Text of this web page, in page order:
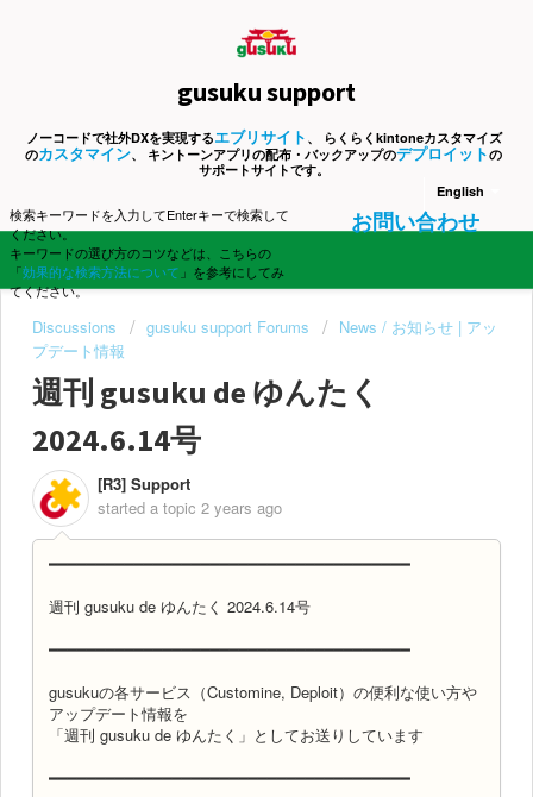
gusuku support
ノーコードで社外DXを実現するエブリサイト 、 らくらくkintoneカスタマイズ
のカスタマイン、 キントーンアプリの配布・バックアップのデプロイットの
サポートサイトです。
English
検索キーワードを入力してEnterキーで検索して
ください。
キーワードの選び方のコツなどは、こちらの
「効果的な検索方法について 」を参考にしてみ
てください。
お問い合わせ
Discussions gusuku support Forums
News / お知らせ | アッ
プデート情報
週刊 gusuku de ゆんたく
2024.6.14号
[R3] Support
started a topic 2 years ago
━━━━━━━━━━━━━━━━━━━━━━━━━━━━━━━━━━━━━━
週刊 gusuku de ゆんたく 2024.6.14号
━━━━━━━━━━━━━━━━━━━━━━━━━━━━━━━━━━━━━━
gusukuの各サービス（Customine, Deploit）の便利な使い方や
アップデート情報を
「週刊 gusuku de ゆんたく」としてお送りしています
━━━━━━━━━━━━━━━━━━━━━━━━━━━━━━━━━━━━━━